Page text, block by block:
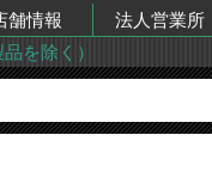
舗情報 法人営業所
を除く）